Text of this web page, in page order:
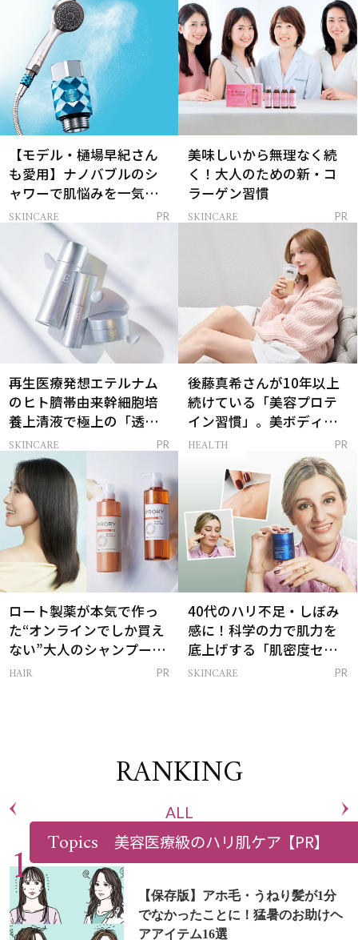
【モデル・樋場早紀さん
も愛用】ナノバブルのシ
ャワーで肌悩みを一気に
解決
SKINCARE PR
美味しいから無理なく続
く！大人のための新・コ
ラーゲン習慣
SKINCARE PR
再生医療発想エテルナム
のヒト臍帯由来幹細胞培
養上清液で極上の「透明
感ハリ肌」へ
SKINCARE PR
後藤真希さんが10年以上
続けている「美容プロテ
イン習慣」。美ボディを
支える朝ルーティンと
HEALTH PR
ロート製薬が本気で作っ
た“オンラインでしか買え
ない”大人のシャンプー＆
トリートメントって？
HAIR PR
40代のハリ不足・しぼみ
感に！科学の力で肌力を
底上げする「肌密度セラ
ム」
SKINCARE PR
RANKING
ALL
【保存版】アホ毛・うねり髪が1分
でなかったことに！猛暑のお助けヘ
アアイテム16選
Topics 美容医療級のハリ肌ケア【PR】